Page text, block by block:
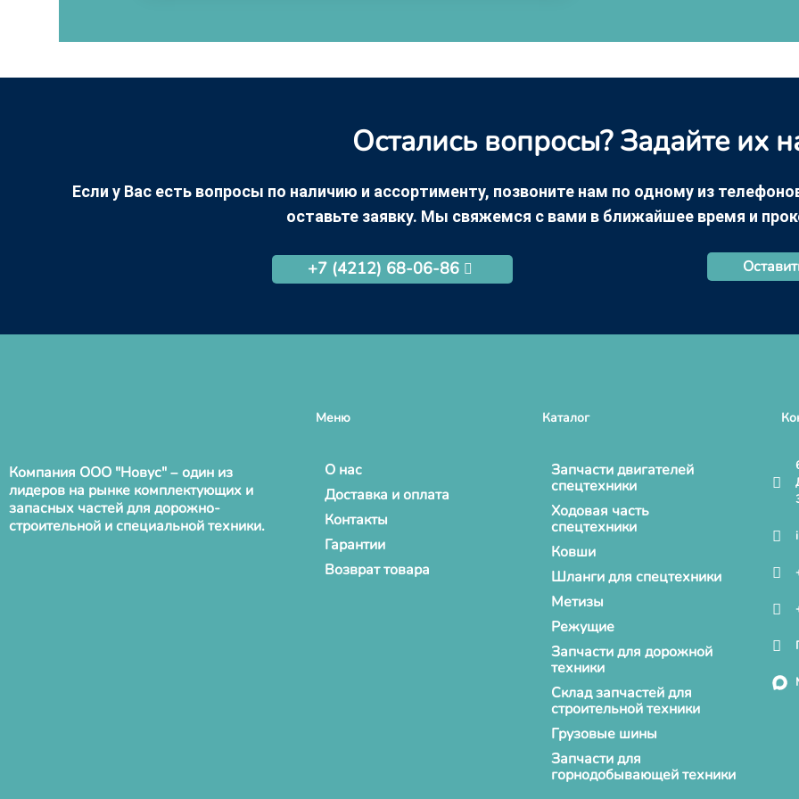
Остались вопросы? Задайте их
Если у Вас есть вопросы по наличию и ассортименту, позвоните нам по одному из
оставьте заявку. Мы свяжемся с вами в ближайшее время и
+7 (4212) 68-06-86
Компания ООО "Новус" – один из
лидеров на рынке комплектующих и
запасных частей для дорожно-
строительной и специальной техники.
Меню
О нас
Доставка и оплата
Контакты
Гарантии
Возврат товара
Каталог
Запчасти двигателей
спецтехники
Ходовая часть
спецтехники
Ковши
Шланги для спецтехники
Метизы
Режущие
Запчасти для дорожной
техники
Склад запчастей для
строительной техники
Грузовые шины
Запчасти для
горнодобывающей техники